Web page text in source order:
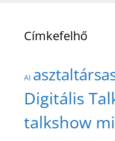
Címkefelhő
AI
Digitális
talkshow